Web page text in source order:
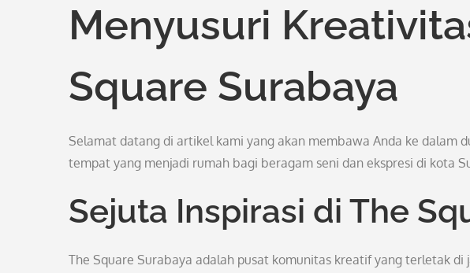
Menyusuri
Square Surabaya
Selamat datang di artikel kami yang akan membawa Anda ke dalam
tempat yang menjadi rumah bagi beragam seni dan ekspresi di kota
Sejuta Inspirasi di The
The Square Surabaya adalah pusat komunitas kreatif yang terletak